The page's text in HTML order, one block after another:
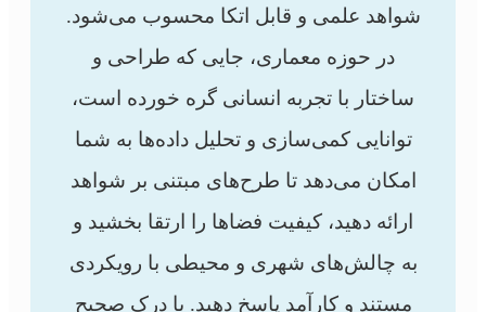
شواهد علمی و قابل اتکا محسوب می‌شود.
در حوزه معماری، جایی که طراحی و
ساختار با تجربه انسانی گره خورده است،
توانایی کمی‌سازی و تحلیل داده‌ها به شما
امکان می‌دهد تا طرح‌های مبتنی بر شواهد
ارائه دهید، کیفیت فضاها را ارتقا بخشید و
به چالش‌های شهری و محیطی با رویکردی
مستند و کارآمد پاسخ دهید. با درک صحیح